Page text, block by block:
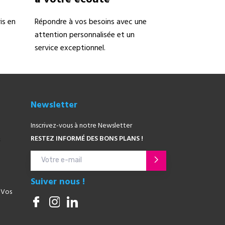
en
Répondre à vos besoins avec une
attention personnalisée et un
service exceptionnel.
Newsletter
Inscrivez-vous à notre Newsletter
RESTEZ INFORMÉ DES BONS PLANS !
Suiver nous !